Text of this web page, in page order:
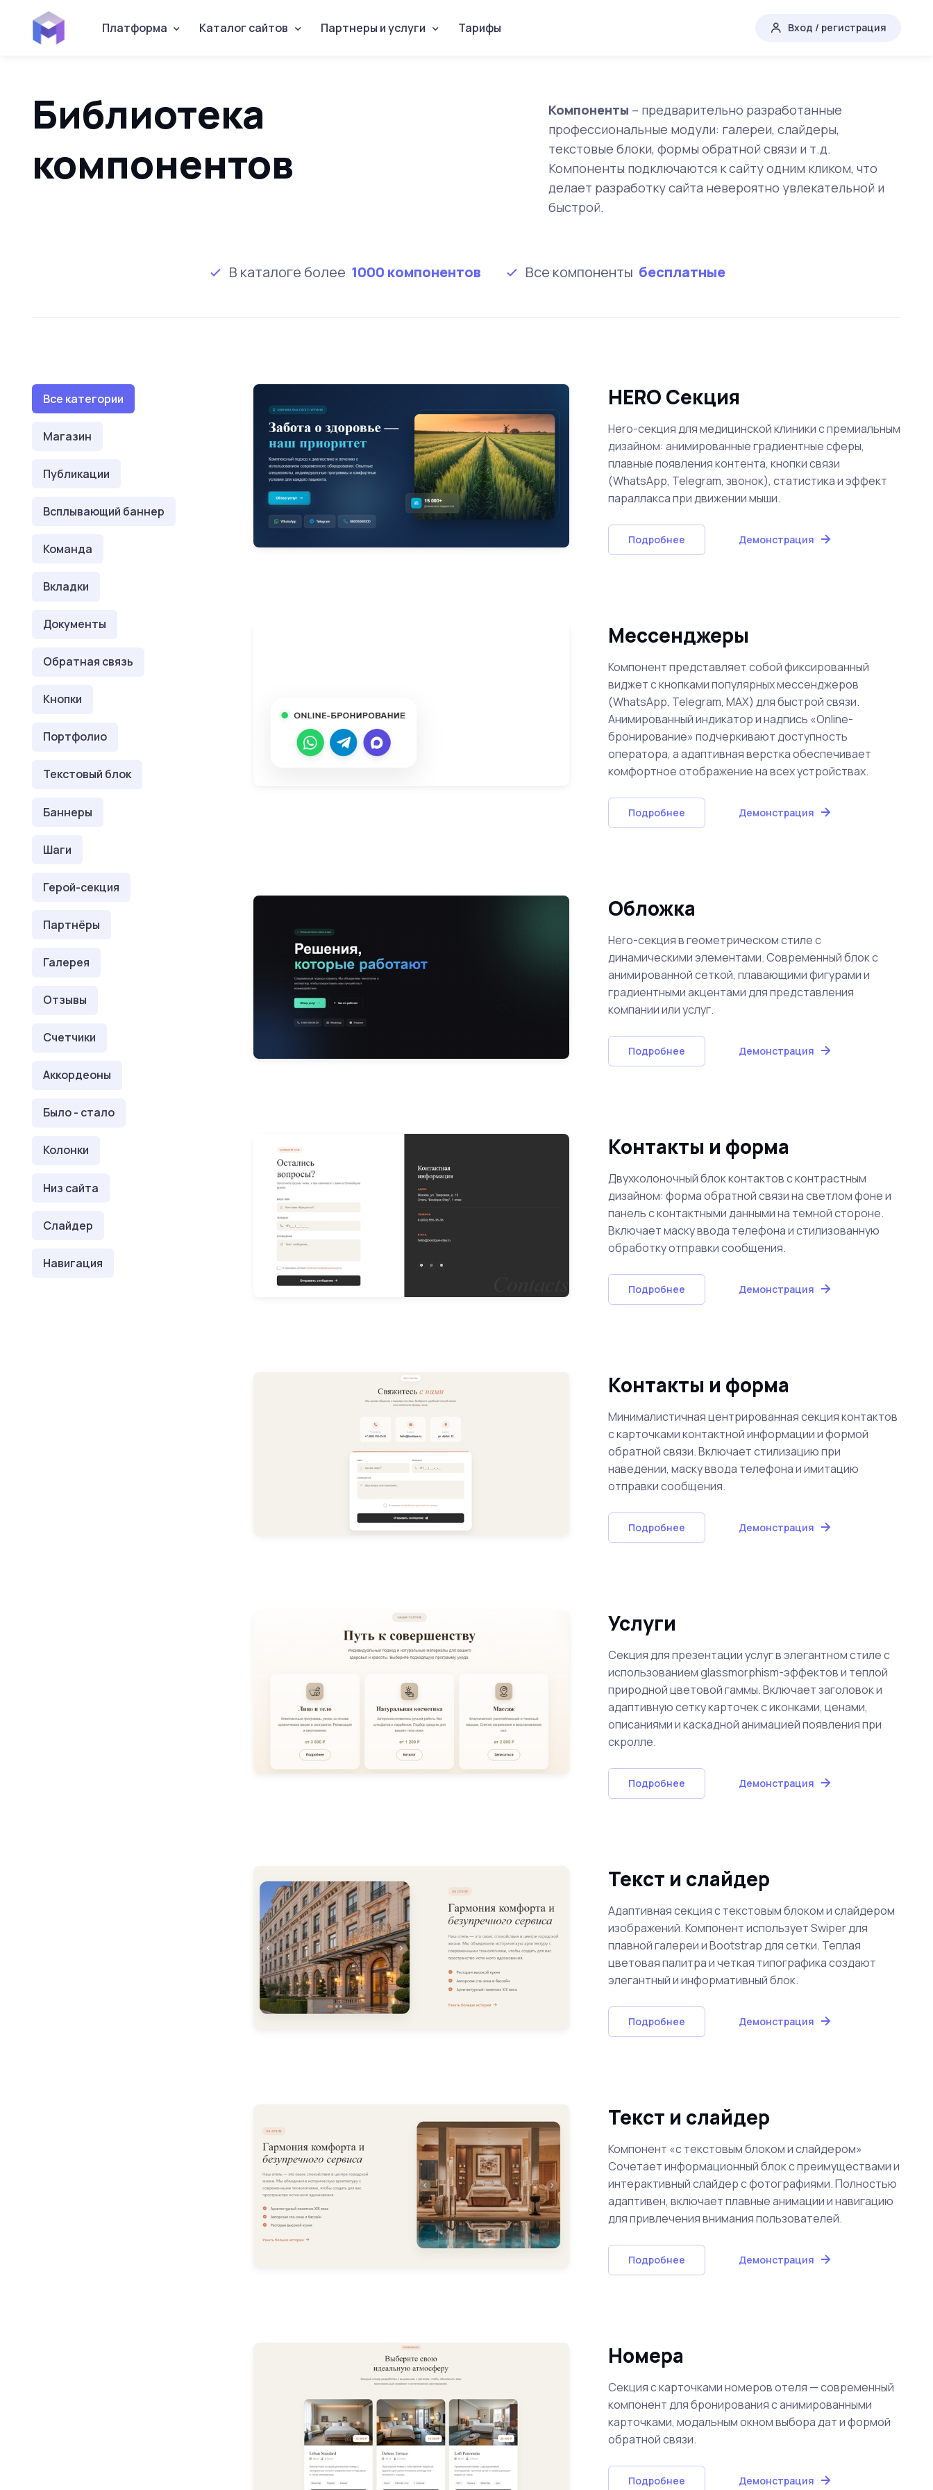
Платформа Каталог сайтов Партнеры и услуги Тарифы Вход / регистрация
Библиотека
компонентов
Компоненты – предварительно разработанные
профессиональные модули: галереи, слайдеры,
текстовые блоки, формы обратной связи и т.д.
Компоненты подключаются к сайту одним кликом, что
делает разработку сайта невероятно увлекательной и
быстрой.
В каталоге более 1000 компонентов Все компоненты бесплатные
Все категории
Магазин
Публикации
Всплывающий баннер
Команда
Вкладки
Документы
Обратная связь
Кнопки
Портфолио
Текстовый блок
Баннеры
Шаги
Герой-секция
Партнёры
Галерея
Отзывы
Счетчики
Аккордеоны
Было - стало
Колонки
Низ сайта
Слайдер
Навигация
HERO Секция
Hero-секция для медицинской клиники с премиальным
дизайном: анимированные градиентные сферы,
плавные появления контента, кнопки связи
(WhatsApp, Telegram, звонок), статистика и эффект
параллакса при движении мыши.
Подробнее Демонстрация
Мессенджеры
Компонент представляет собой фиксированный
виджет с кнопками популярных мессенджеров
(WhatsApp, Telegram, MAX) для быстрой связи.
Анимированный индикатор и надпись «Online-
бронирование» подчеркивают доступность
оператора, а адаптивная верстка обеспечивает
комфортное отображение на всех устройствах.
Подробнее Демонстрация
Обложка
Hero-секция в геометрическом стиле с
динамическими элементами. Современный блок с
анимированной сеткой, плавающими фигурами и
градиентными акцентами для представления
компании или услуг.
Подробнее Демонстрация
Контакты и форма
Двухколоночный блок контактов с контрастным
дизайном: форма обратной связи на светлом фоне и
панель с контактными данными на темной стороне.
Включает маску ввода телефона и стилизованную
обработку отправки сообщения.
Подробнее Демонстрация
Контакты и форма
Минималистичная центрированная секция контактов
с карточками контактной информации и формой
обратной связи. Включает стилизацию при
наведении, маску ввода телефона и имитацию
отправки сообщения.
Подробнее Демонстрация
Услуги
Секция для презентации услуг в элегантном стиле с
использованием glassmorphism-эффектов и теплой
природной цветовой гаммы. Включает заголовок и
адаптивную сетку карточек с иконками, ценами,
описаниями и каскадной анимацией появления при
скролле.
Подробнее Демонстрация
Текст и слайдер
Адаптивная секция с текстовым блоком и слайдером
изображений. Компонент использует Swiper для
плавной галереи и Bootstrap для сетки. Теплая
цветовая палитра и четкая типографика создают
элегантный и информативный блок.
Подробнее Демонстрация
Текст и слайдер
Компонент «с текстовым блоком и слайдером»
Сочетает информационный блок с преимуществами и
интерактивный слайдер с фотографиями. Полностью
адаптивен, включает плавные анимации и навигацию
для привлечения внимания пользователей.
Подробнее Демонстрация
Номера
Секция с карточками номеров отеля — современный
компонент для бронирования с анимированными
карточками, модальным окном выбора дат и формой
обратной связи.
Подробнее Демонстрация